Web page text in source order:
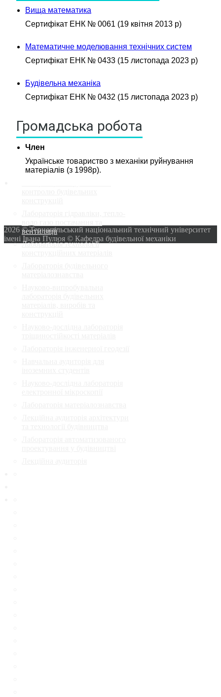
ОСНОВИ І ФУНДАМЕНТИ
ТЕХНОЛОГІЯ
БУДІВЕЛЬНОГО
ПРОЕКТУВАННЯ
КОНСТРУКЦІЙ З ДЕРЕВА І
ПРОЕКТУВАННЯ
РОЗРОБКА ТЕХНОЛОГІЙ
ТА РЕМОНТУ БУДІВЕЛЬ І
СПОРУД
ПРОЕКТУВАННЯ
ЗАЛІЗОБЕТОННИХ І
МУРОВАНИХ
КОНСТРУКЦІЙ
вентиляції
Лабораторія технології
Вища математика
Сертифікат ЕНК № 0061 (19 квітня 2013 р)
Математичне моделювання технічних систем
Сертифікат ЕНК № 0433 (15 листопада 2023 р)
Будівельна механіка
Сертифікат ЕНК № 0432 (15 листопада 2023 р)
Громадська робота
Член
Українське товариство з механіки руйнування
матеріалів (з 1998р).
2026 © Тернопільський національний технічний університет
імені Івана Пулюя © Кафедра будівельної механіки